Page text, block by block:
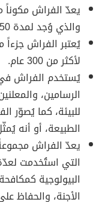
يعدّ الفراش مكوناً
والذي وُجد لمدة 50 مليون سنة تقريباً على الأقل.
يُعتبر الفراش
لأكثر من 300 عام.
يُستخدم الفراش
الرسامين،
للبيئة، كما يُصوّر
الطبيعة، أو أنه
يعدّ الفراش
التي استُخدمت
البيولوجية
الأجنة، والحفاظ